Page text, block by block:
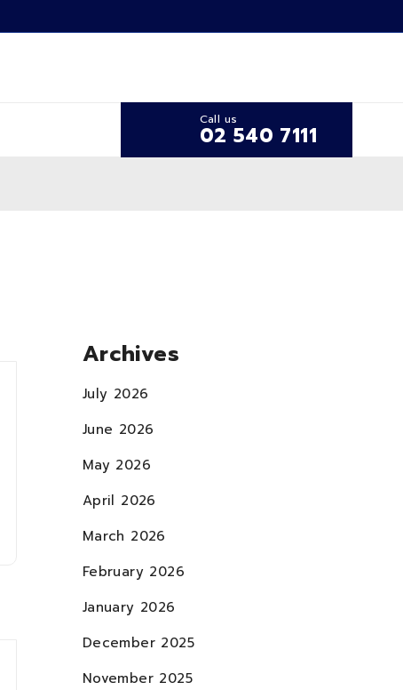
Call us
02 540 7111
Archives
July 2026
June 2026
May 2026
April 2026
March 2026
February 2026
January 2026
December 2025
November 2025